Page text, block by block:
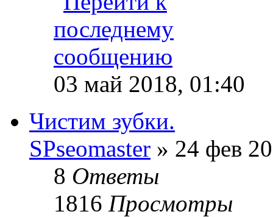
03 май 2018, 01:40
Чистим зубки.
SPseomaster » 24 фев
8 Ответы
1816 Просмотры